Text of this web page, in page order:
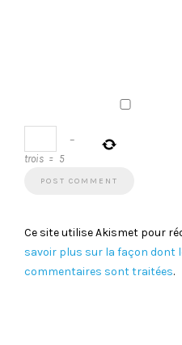
−
trois = 5
Ce site utilise Akismet pour
savoir plus sur la façon dont
commentaires sont traitées.